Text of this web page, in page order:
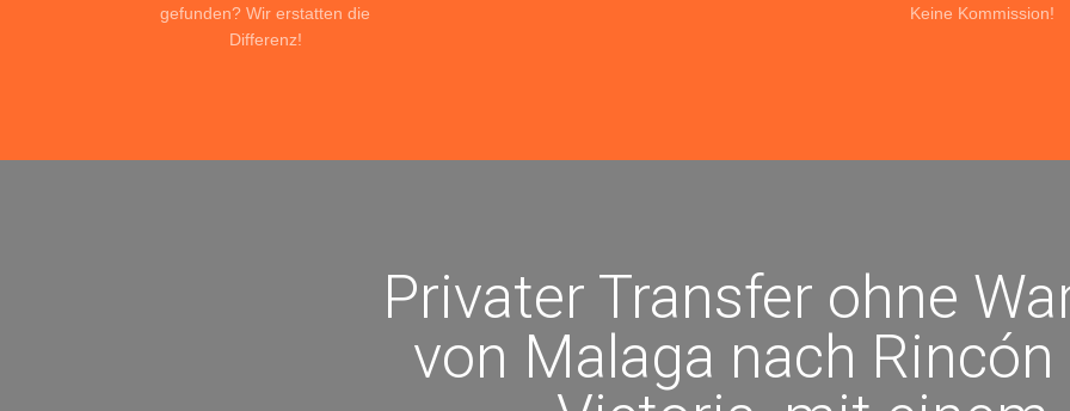
gefunden? Wir erstatten die
Differenz!
Keine Kommission!
Privater Transfer ohne
von Malaga nach Rincón